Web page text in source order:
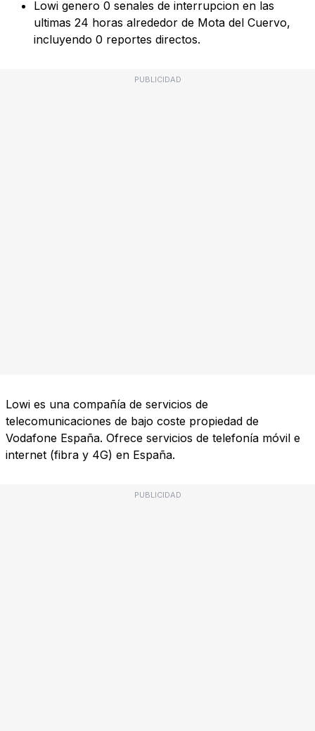
Lowi genero 0 senales de interrupcion en las
ultimas 24 horas alrededor de Mota del Cuervo,
incluyendo 0 reportes directos.
PUBLICIDAD
Lowi es una compañía de servicios de
telecomunicaciones de bajo coste propiedad de
Vodafone España. Ofrece servicios de telefonía móvil e
internet (fibra y 4G) en España.
PUBLICIDAD